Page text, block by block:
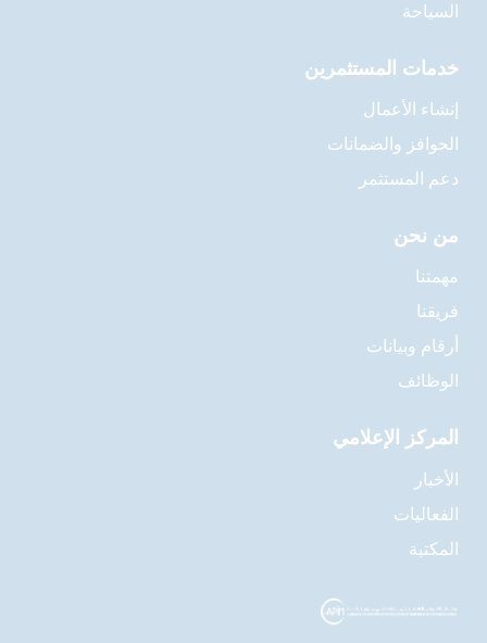
السياحة
خدمات المستثمرين
إنشاء الأعمال
الحوافز والضمانات
دعم المستثمر
من نحن
مهمتنا
فريقنا
أرقام وبيانات
الوظائف
المركز الإعلامي
الأخبار
الفعاليات
المكتبة